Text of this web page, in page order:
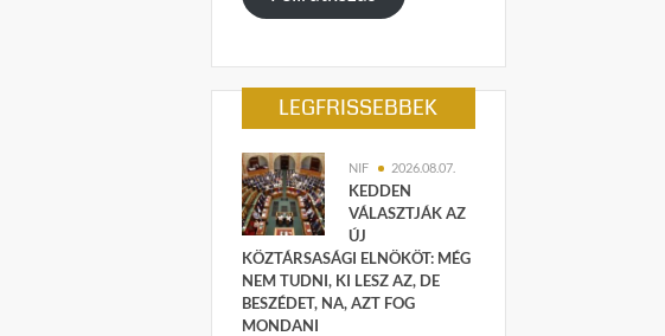
LEGFRISSEBBEK
NIF 2026.08.07.
KEDDEN
VÁLASZTJÁK AZ
ÚJ
KÖZTÁRSASÁGI ELNÖKÖT: MÉG
NEM TUDNI, KI LESZ AZ, DE
BESZÉDET, NA, AZT FOG
MONDANI